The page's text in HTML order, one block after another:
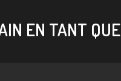
EN TANT QUE